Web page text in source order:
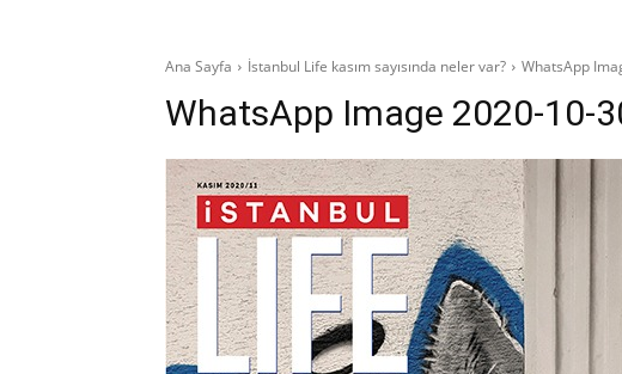
Ana Sayfa İstanbul Life kasım sayısında neler var? WhatsApp
WhatsApp Image 2020-10-